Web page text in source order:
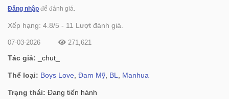
Đăng nhập để đánh giá.
Xếp hạng: 4.8/5 - 11 Lượt đánh giá.
07-03-2026 271,621
Tác giả: _chut_
Thể loại: Boys Love Đam Mỹ BL Manhua
Trạng thái: Đang tiến hành